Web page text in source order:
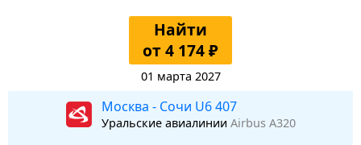
Найти
от 4 174 ₽
01 марта 2027
Москва - Сочи U6 407
Уральские авиалинии Airbus A320